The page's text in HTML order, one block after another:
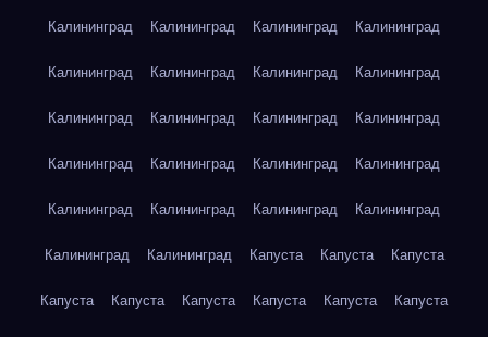
Калининград Калининград Калининград Калининград
Калининград Калининград Калининград Калининград
Калининград Калининград Калининград Калининград
Калининград Калининград Калининград Калининград
Калининград Калининград Калининград Калининград
Калининград Калининград Капуста Капуста Капуста
Капуста Капуста Капуста Капуста Капуста Капуста